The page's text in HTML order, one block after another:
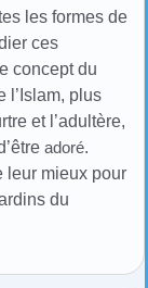
les formes de
ces
concept du
l’Islam, plus
et l’adultère,
adoré.
leur mieux pour
du